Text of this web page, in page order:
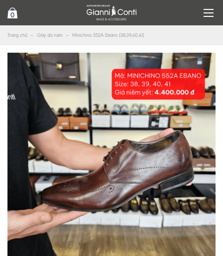
0
Trang chủ Giày da nam Minichino 552A Ebano (38,39,40,41)